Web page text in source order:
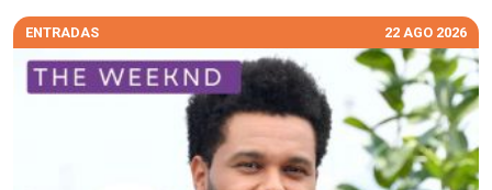
ENTRADAS 22 AGO 2026